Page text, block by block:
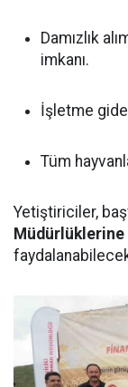
Damızlık
imkanı.
İşletme
Tüm
Yetiştiriciler,
Müdürlüklerine